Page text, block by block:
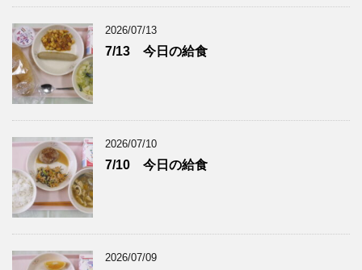
2026/07/13
7/13 今日の給食
2026/07/10
7/10 今日の給食
2026/07/09